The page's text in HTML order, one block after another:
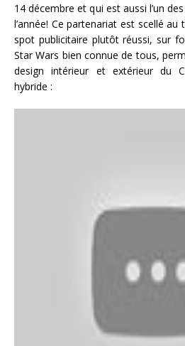
14 décembre et qui est aussi l’un
l’année! Ce partenariat est scellé au
spot publicitaire plutôt réussi, sur
Star Wars bien connue de tous,
design intérieur et extérieur du
hybride :